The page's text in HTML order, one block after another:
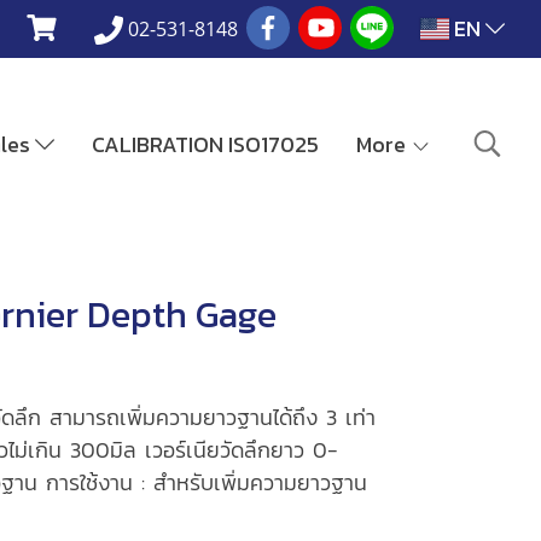
02-531-8148 EN
CALIBRATION ISO17025 More
Depth Gage
ลึก สามารถเพิ่มความยาวฐานได้ถึง 3 เท่า
ม่เกิน 300มิล เวอร์เนียวัดลึกยาว 0-
การใช้งาน : สำหรับเพิ่มความยาวฐาน